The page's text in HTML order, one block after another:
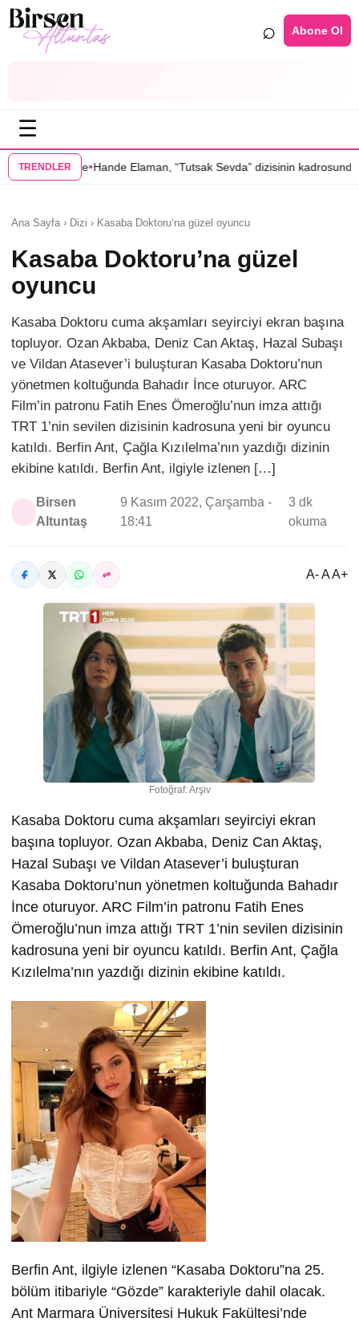
⌕ Abone Ol
☰
TRENDLER
Elaman, “Tutsak Sevda” dizisinin kadrosunda •Serenay
Ana Sayfa › Dizi › Kasaba Doktoru’na güzel oyuncu
Kasaba Doktoru’na güzel
oyuncu
Kasaba Doktoru cuma akşamları seyirciyi ekran başına
topluyor. Ozan Akbaba, Deniz Can Aktaş, Hazal Subaşı
ve Vildan Atasever’i buluşturan Kasaba Doktoru’nun
yönetmen koltuğunda Bahadır İnce oturuyor. ARC
Film’in patronu Fatih Enes Ömeroğlu’nun imza attığı
TRT 1’nin sevilen dizisinin kadrosuna yeni bir oyuncu
katıldı. Berfin Ant, Çağla Kızılelma’nın yazdığı dizinin
ekibine katıldı. Berfin Ant, ilgiyle izlenen […]
Birsen
Altuntaş
9 Kasım 2022, Çarşamba -
18:41
3 dk
okuma
A- A A+
Fotoğraf: Arşiv
Kasaba Doktoru cuma akşamları seyirciyi ekran
başına topluyor. Ozan Akbaba, Deniz Can Aktaş,
Hazal Subaşı ve Vildan Atasever’i buluşturan
Kasaba Doktoru’nun yönetmen koltuğunda Bahadır
İnce oturuyor. ARC Film’in patronu Fatih Enes
Ömeroğlu’nun imza attığı TRT 1’nin sevilen dizisinin
kadrosuna yeni bir oyuncu katıldı. Berfin Ant, Çağla
Kızılelma’nın yazdığı dizinin ekibine katıldı.
Berfin Ant, ilgiyle izlenen “Kasaba Doktoru”na 25.
bölüm itibariyle “Gözde” karakteriyle dahil olacak.
Ant Marmara Üniversitesi Hukuk Fakültesi’nde